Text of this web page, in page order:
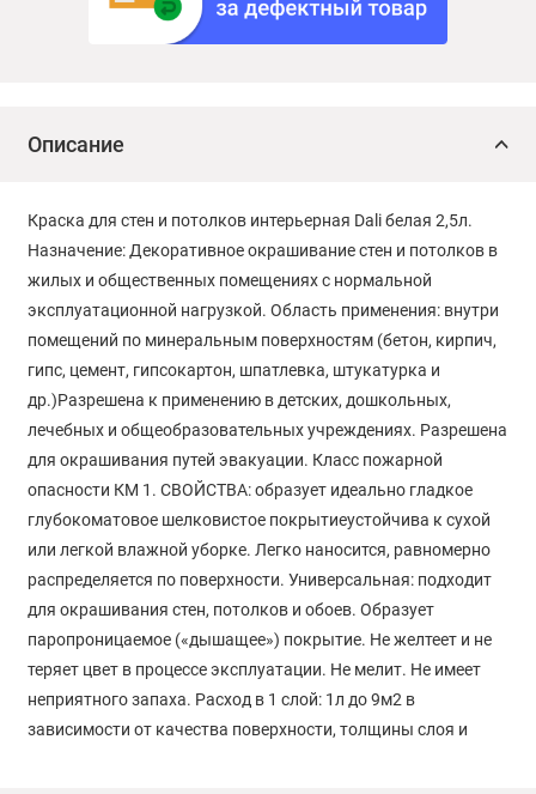
Описание
Краска для стен и потолков интерьерная Dali белая 2,5л.
Назначение: Декоративное окрашивание стен и потолков в
жилых и общественных помещениях с нормальной
эксплуатационной нагрузкой. Область применения: внутри
помещений по минеральным поверхностям (бетон, кирпич,
гипс, цемент, гипсокартон, шпатлевка, штукатурка и
др.)Разрешена к применению в детских, дошкольных,
лечебных и общеобразовательных учреждениях. Разрешена
для окрашивания путей эвакуации. Класс пожарной
опасности КМ 1. СВОЙСТВА: образует идеально гладкое
глубокоматовое шелковистое покрытиеустойчива к сухой
или легкой влажной уборке. Легко наносится, равномерно
распределяется по поверхности. Универсальная: подходит
для окрашивания стен, потолков и обоев. Образует
паропроницаемое («дышащее») покрытие. Не желтеет и не
теряет цвет в процессе эксплуатации. Не мелит. Не имеет
неприятного запаха. Расход в 1 слой: 1л до 9м2 в
зависимости от качества поверхности, толщины слоя и